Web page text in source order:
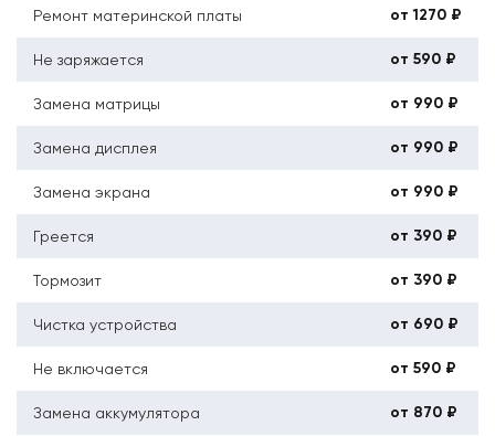
Ремонт материнской платы от 1270 ₽
Не заряжается от 590 ₽
Замена матрицы от 990 ₽
Замена дисплея от 990 ₽
Замена экрана от 990 ₽
Греется от 390 ₽
Тормозит от 390 ₽
Чистка устройства от 690 ₽
Не включается от 590 ₽
Замена аккумулятора от 870 ₽